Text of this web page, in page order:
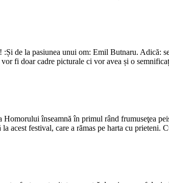
:Și de la pasiunea unui om: Emil Butnaru. Adică:
fi doar cadre picturale ci vor avea și o
Homorului înseamnă în primul rând frumuseţea
la acest festival, care a rămas pe harta cu